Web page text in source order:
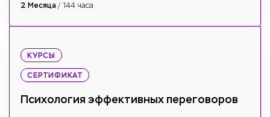
2 Месяца / 144 часа
КУРСЫ
СЕРТИФИКАТ
Психология эффективных переговоров